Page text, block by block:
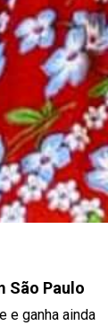
São Paulo
e ganha ainda